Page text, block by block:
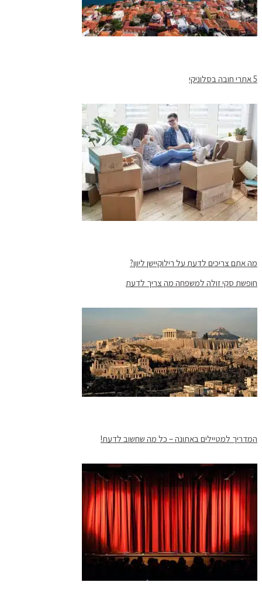
5 אתרי חובה בסלוניקי
מה אתם צריכים לדעת על רילוקיישן ליוון?
חופשת סקי זולה למשפחה מה צריך לדעת
המדריך למטיילים באתונה – כל מה שחשוב לדעת!